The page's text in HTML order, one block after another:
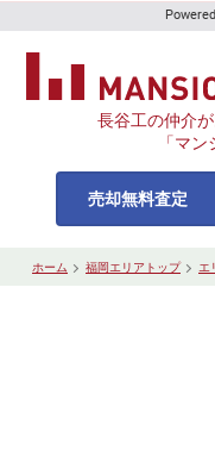
長谷工の仲介
「マ
売却無料査定
ホーム 福岡エリアトップ エ